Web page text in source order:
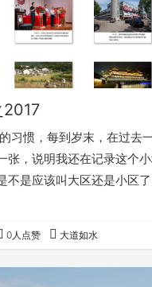
2017
习惯，每到岁末，在过去
张，说明我还在记录这个
不是应该叫大区还
0人点赞 大道如水